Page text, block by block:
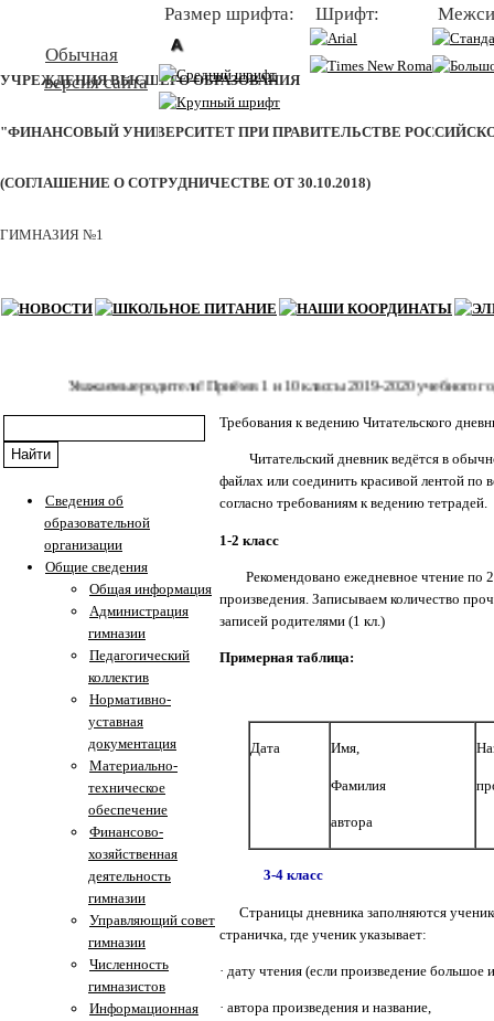
Обычная
версия сайта
Размер шрифта: Шрифт:
БАЗОВАЯ ШКОЛА ФЕДЕРАЛЬНОГО ГОСУДАРСТВЕННОГО
УЧРЕЖДЕНИЯ ВЫСШЕГО ОБРАЗОВАНИЯ
"ФИНАНСОВЫЙ УНИВЕРСИТЕТ ПРИ ПРАВИТЕЛЬСТВЕ
(СОГЛАШЕНИЕ О СОТРУДНИЧЕСТВЕ ОТ 30.10.2018)
ГИМНАЗИЯ №1
Уважаемые родители! Приём в 1 и 10 классы 2019-2020 учебного года
Сведения об
образовательной
организации
Общие сведения
Общая информация
Администрация
гимназии
Педагогический
коллектив
Нормативно-
уставная
документация
Материально-
техническое
обеспечение
Финансово-
хозяйственная
деятельность
гимназии
Управляющий совет
гимназии
Численность
гимназистов
Информационная
Требования к ведению Читательского
Читательский дневник ведётся в
файлах или соединить красивой лентой по
согласно требованиям к ведению тетрадей.
1-2 класс
Рекомендовано ежедневное чтение по 2
произведения. Записываем количество
записей родителями (1 кл.)
Примерная таблица:
Дата Имя,
Фамилия
автора
3-4 класс
Страницы дневника заполняются
страничка, где ученик указывает:
· дату чтения (если произведение большое
· автора произведения и название,